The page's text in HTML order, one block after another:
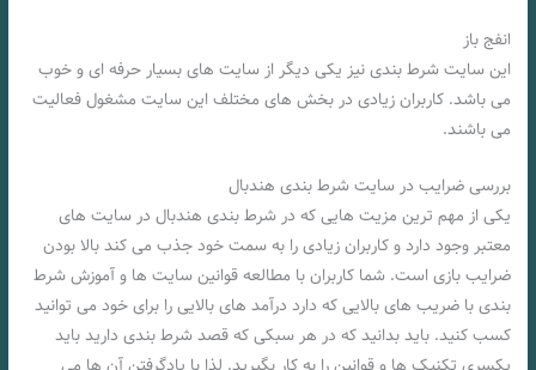
انفج باز
این سایت شرط بندی نیز یکی دیگر از سایت های بسیار حرفه ای و خوب
می باشد. کاربران زیادی در بخش های مختلف این سایت مشغول فعالیت
می باشند.
بررسی ضرایب در سایت شرط بندی هندبال
یکی از مهم ترین مزیت هایی که در شرط بندی هندبال در سایت های
معتبر وجود دارد و کاربران زیادی را به سمت خود جذب می کند بالا بودن
ضرایب بازی است. شما کاربران با مطالعه قوانین سایت ها و آموزش شرط
بندی با ضریب های بالایی که دارد درآمد های بالایی را برای خود می توانید
کسب کنید. باید بدانید که در هر سبکی که قصد شرط بندی دارید باید